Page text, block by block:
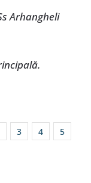
Arhangheli
3 4 5